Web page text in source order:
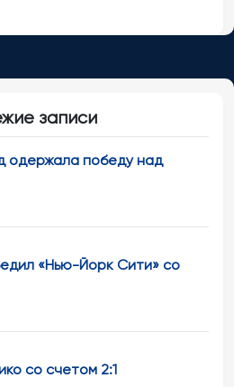
записи
победу над
«Нью-Йорк Сити» со
со счетом 2:1